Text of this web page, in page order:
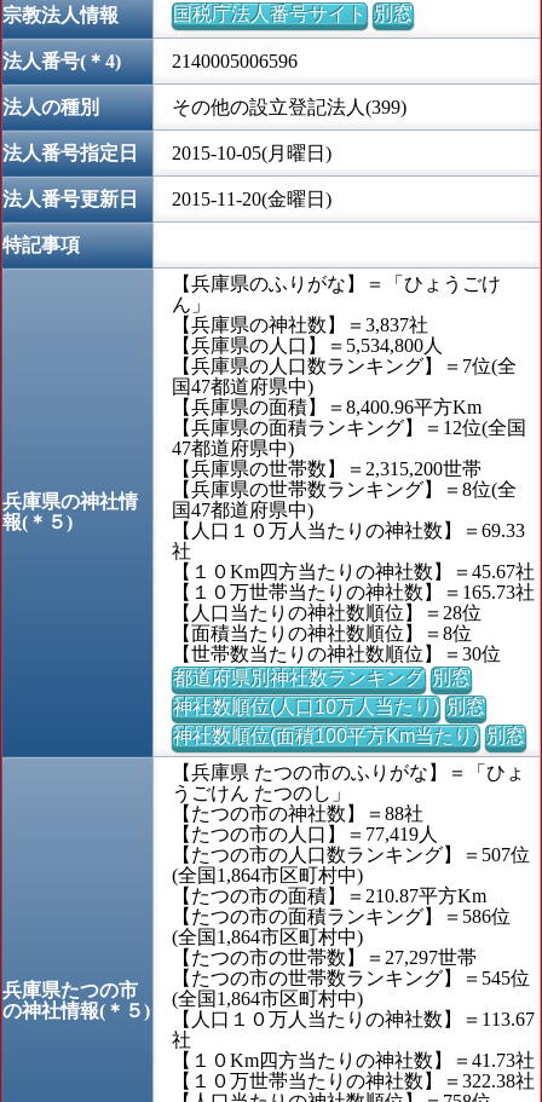
宗教法人情報 国税庁法人番号サイト 別窓
法人番号(＊4) 2140005006596
法人の種別 その他の設立登記法人(399)
法人番号指定日 2015-10-05(月曜日)
法人番号更新日 2015-11-20(金曜日)
特記事項
兵庫県の神社情
報(＊５)
【兵庫県のふりがな】＝「ひょうごけ
ん」
【兵庫県の神社数】＝3,837社
【兵庫県の人口】＝5,534,800人
【兵庫県の人口数ランキング】＝7位(全
国47都道府県中)
【兵庫県の面積】＝8,400.96平方Km
【兵庫県の面積ランキング】＝12位(全国
47都道府県中)
【兵庫県の世帯数】＝2,315,200世帯
【兵庫県の世帯数ランキング】＝8位(全
国47都道府県中)
【人口１０万人当たりの神社数】＝69.33
社
【１０Km四方当たりの神社数】＝45.67社
【１０万世帯当たりの神社数】＝165.73社
【人口当たりの神社数順位】＝28位
【面積当たりの神社数順位】＝8位
【世帯数当たりの神社数順位】＝30位
都道府県別神社数ランキング 別窓
神社数順位(人口10万人当たり) 別窓
神社数順位(面積100平方Km当たり) 別窓
兵庫県たつの市
の神社情報(＊５)
【兵庫県 たつの市のふりがな】＝「ひょ
うごけん たつのし」
【たつの市の神社数】＝88社
【たつの市の人口】＝77,419人
【たつの市の人口数ランキング】＝507位
(全国1,864市区町村中)
【たつの市の面積】＝210.87平方Km
【たつの市の面積ランキング】＝586位
(全国1,864市区町村中)
【たつの市の世帯数】＝27,297世帯
【たつの市の世帯数ランキング】＝545位
(全国1,864市区町村中)
【人口１０万人当たりの神社数】＝113.67
社
【１０Km四方当たりの神社数】＝41.73社
【１０万世帯当たりの神社数】＝322.38社